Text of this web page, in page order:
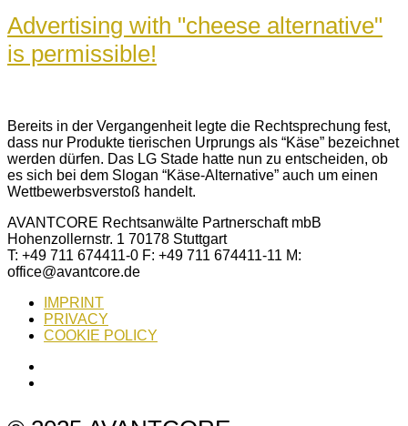
Advertising with "cheese alternative"
is permissible!
Bereits in der Vergangenheit legte die Rechtsprechung fest,
dass nur Produkte tierischen Urprungs als “Käse” bezeichnet
werden dürfen. Das LG Stade hatte nun zu entscheiden, ob
es sich bei dem Slogan “Käse-Alternative” auch um einen
Wettbewerbsverstoß handelt.
AVANTCORE Rechtsanwälte Partnerschaft mbB
Hohenzollernstr. 1 70178 Stuttgart
T: +49 711 674411-0 F: +49 711 674411-11 M:
office@avantcore.de
IMPRINT
PRIVACY
COOKIE POLICY